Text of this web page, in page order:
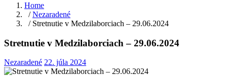
Home
/Nezaradené
/ Stretnutie v Medzilaborciach – 29.06.2024
Stretnutie v Medzilaborciach – 29.06.2024
Nezaradené 22. júla 2024